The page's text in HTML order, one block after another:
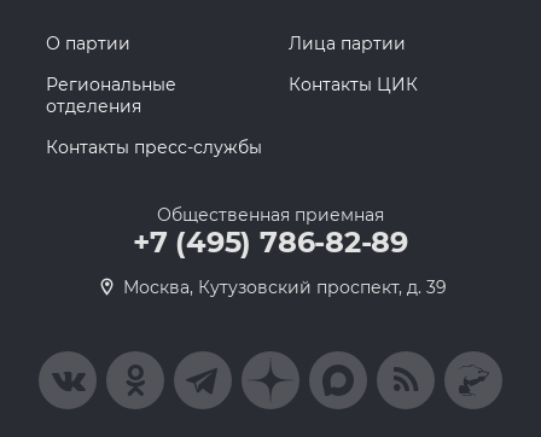
О партии
Лица партии
Региональные
отделения
Контакты ЦИК
Контакты пресс-службы
Общественная приемная
+7 (495) 786-82-89
Москва, Кутузовский проспект, д. 39